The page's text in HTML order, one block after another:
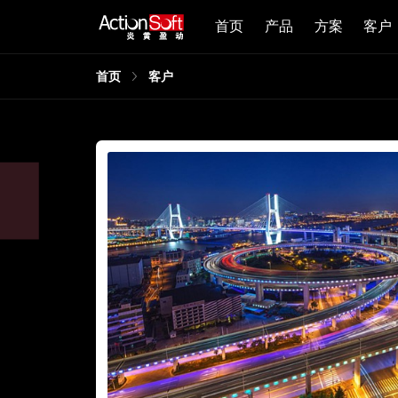
首页 产品 方案 客户
首页 客户